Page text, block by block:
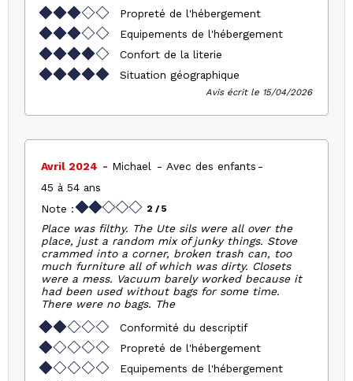
Propreté de l'hébergement
Equipements de l'hébergement
Confort de la literie
Situation géographique
Avis écrit le 15/04/2026
Avril 2024 Michael
Avec des enfants
45 à 54 ans
Note :
2 / 5
Place was filthy. The Ute sils were all over the
place, just a random mix of junky things. Stove
crammed into a corner, broken trash can, too
much furniture all of which was dirty. Closets
were a mess. Vacuum barely worked because it
had been used without bags for some time.
There were no bags. The
Conformité du descriptif
Propreté de l'hébergement
Equipements de l'hébergement